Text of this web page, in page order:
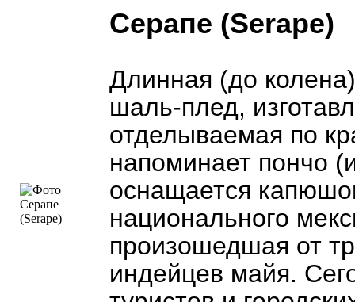
Серапе (Serape)
Длинная (до
шаль-плед,
отделываемая по
напоминает пончо
оснащается
национального
произошедшая от
индейцев майя.